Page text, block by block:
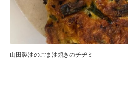
山田製油のごま油焼きのチヂミ